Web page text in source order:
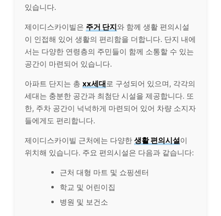
있습니다.
제이디스카이빌은 주거 단지와 함께 생활 편의시설
이 인접해 있어 생활의 편리함을 더합니다. 단지 내에
서는 다양한 연령층의 주민들이 함께 소통할 수 있는
공간이 마련되어 있습니다.
아파트 단지는 총 xx세대로 구성되어 있으며, 각각의
세대는 충분한 공간과 최첨단 시설을 제공합니다. 또
한, 주차 공간이 넉넉하게 마련되어 있어 차량 소지자
들에게도 편리합니다.
제이디스카이빌 근처에는 다양한 생활 편의시설이
위치해 있습니다. 주요 편의시설은 다음과 같습니다:
근처 대형 마트 및 쇼핑센터
학교 및 어린이집
병원 및 보건소